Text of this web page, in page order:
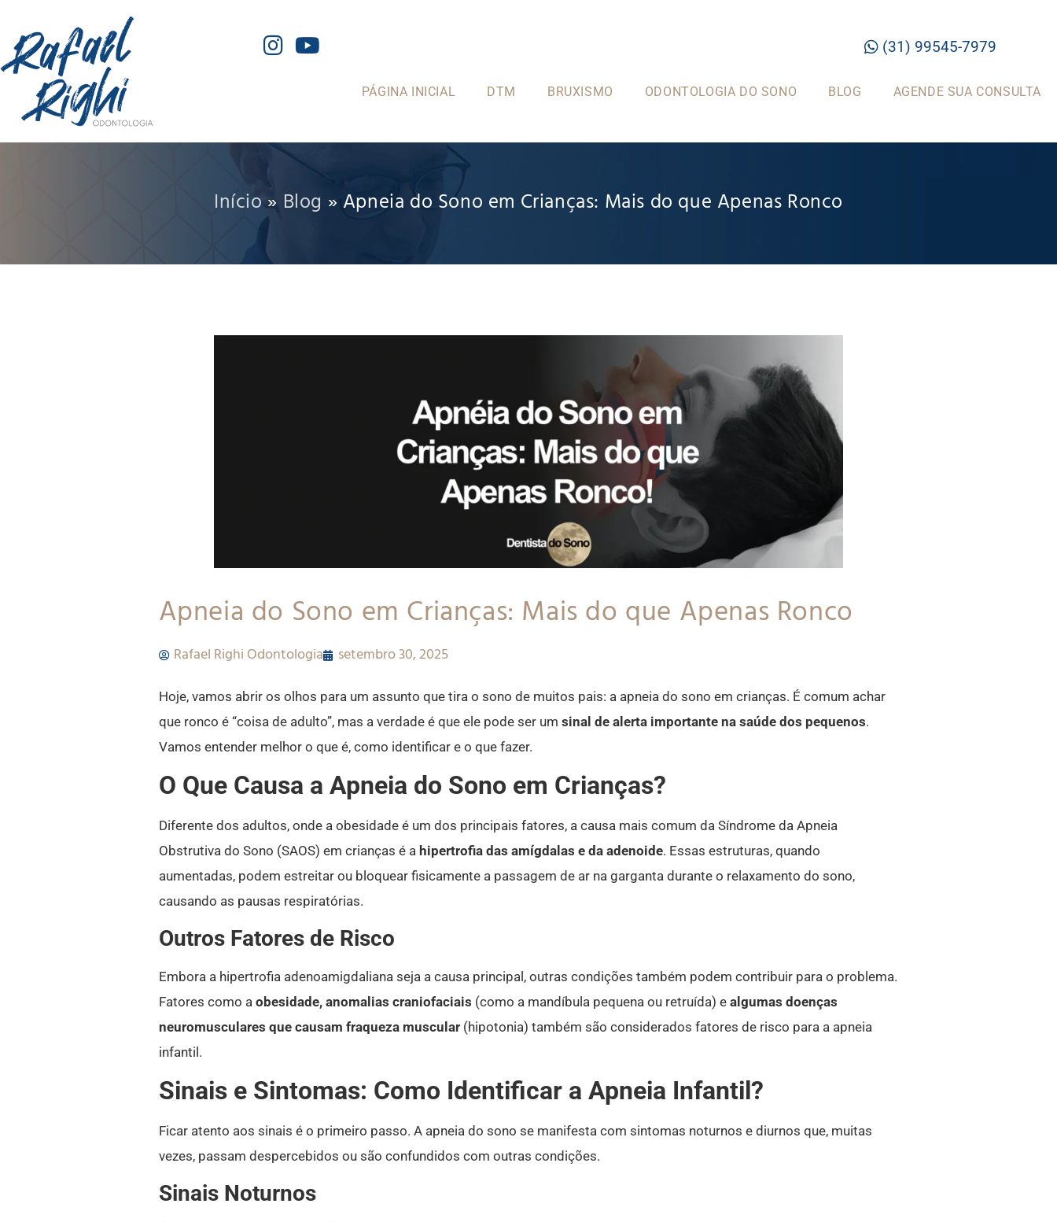
(31) 99545-7979
PÁGINA INICIAL DTM BRUXISMO ODONTOLOGIA DO SONO BLOG AGENDE SUA CONSULTA
Início » Blog » Apneia do Sono em Crianças: Mais do que Apenas Ronco
Apneia do Sono em Crianças: Mais do que Apenas Ronco
Rafael Righi Odontologia setembro 30, 2025
Hoje, vamos abrir os olhos para um assunto que tira o sono de muitos pais: a apneia do sono em crianças. É comum achar
que ronco é “coisa de adulto”, mas a verdade é que ele pode ser um sinal de alerta importante na saúde dos pequenos.
Vamos entender melhor o que é, como identificar e o que fazer.
O Que Causa a Apneia do Sono em Crianças?
Diferente dos adultos, onde a obesidade é um dos principais fatores, a causa mais comum da Síndrome da Apneia
Obstrutiva do Sono (SAOS) em crianças é a hipertrofia das amígdalas e da adenoide. Essas estruturas, quando
aumentadas, podem estreitar ou bloquear fisicamente a passagem de ar na garganta durante o relaxamento do sono,
causando as pausas respiratórias.
Outros Fatores de Risco
Embora a hipertrofia adenoamigdaliana seja a causa principal, outras condições também podem contribuir para o problema.
Fatores como a obesidade, anomalias craniofaciais (como a mandíbula pequena ou retruída) e algumas doenças
neuromusculares que causam fraqueza muscular(hipotonia) também são considerados fatores de risco para a apneia
infantil.
Sinais e Sintomas: Como Identificar a Apneia Infantil?
Ficar atento aos sinais é o primeiro passo. A apneia do sono se manifesta com sintomas noturnos e diurnos que, muitas
vezes, passam despercebidos ou são confundidos com outras condições.
Sinais Noturnos